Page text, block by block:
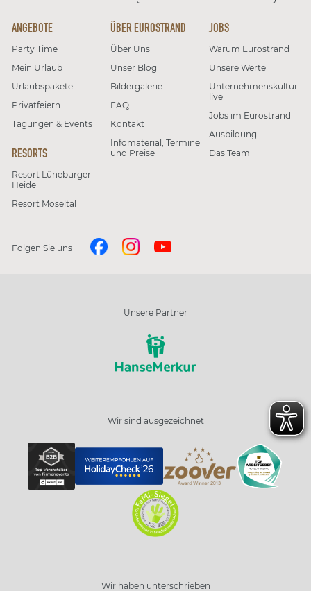
ANGEBOTE
Party Time
Mein Urlaub
Urlaubspakete
Privatfeiern
Tagungen & Events
RESORTS
Resort Lüneburger
Heide
Resort Moseltal
ÜBER EUROSTRAND
Über Uns
Unser Blog
Bildergalerie
FAQ
Kontakt
Infomaterial, Termine
und Preise
JOBS
Warum Eurostrand
Unsere Werte
Unternehmenskultur
live
Jobs im Eurostrand
Ausbildung
Das Team
Folgen Sie uns
Unsere Partner
Wir sind ausgezeichnet
Wir haben unterschrieben